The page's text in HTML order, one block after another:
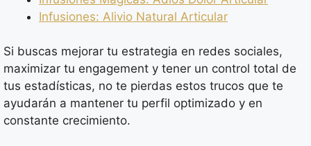
Infusiones: Alivio Natural Articular
Si buscas mejorar tu estrategia en redes sociales,
maximizar tu engagement y tener un control total de
tus estadísticas, no te pierdas estos trucos que te
ayudarán a mantener tu perfil optimizado y en
constante crecimiento.